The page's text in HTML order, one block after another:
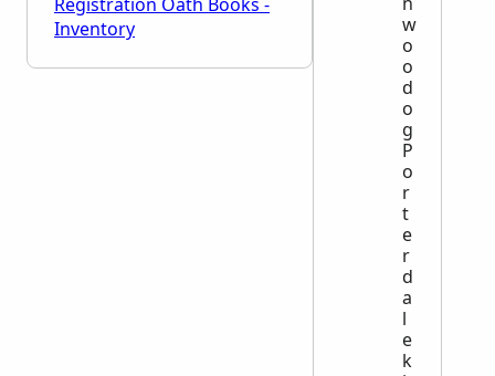
Inventory
w
o
o
d
o
g
P
o
r
t
e
r
d
a
l
e
k